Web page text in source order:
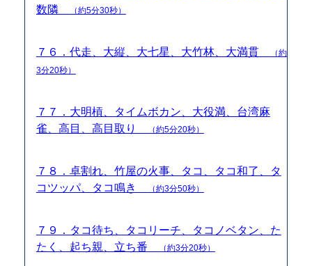
数隣
（約5分30秒）
７６．代走、大縦、大七星、大竹林、大満貫
（約
3分20秒）
７７．大明槓、タイムボカン、大役満、台湾麻
雀、高目、高目取り
（約5分20秒）
７８．卓割れ、竹屋の火事、タコ、タコ和了、タ
コツッパ、タコ鳴き
（約3分50秒）
７９．タコ待ち、タコリーチ、タコノベタン、た
たく、起ち親、立ち番
（約3分20秒）